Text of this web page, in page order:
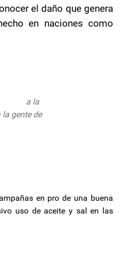
el daño que genera
en naciones como
a la
gente de
en pro de una buena
uso de aceite y sal en las